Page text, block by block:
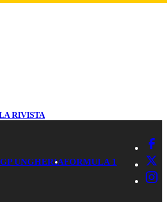
RIVISTA
GP UNGHERIAFORMULA 1